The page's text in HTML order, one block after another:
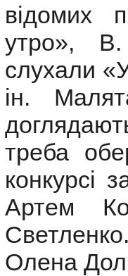
відомих
утро»,
слухали
ін.
треба
конкурсі
Артем
Олена